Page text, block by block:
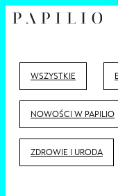
WSZYSTKIE
NOWOŚCI W PAPILIO
ZDROWIE I URODA